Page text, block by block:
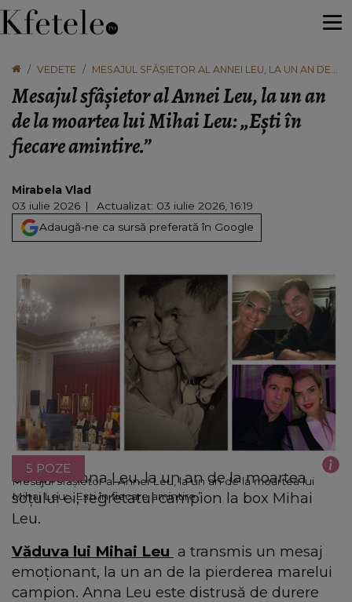
VEDETE
MESAJUL SFÂȘIETOR AL ANNEI LEU, LA UN AN DE
AMINTIRE.”
Mesajul sfâșietor al Annei Leu, la un an
de la moartea lui Mihai Leu: „Ești în
fiecare amintire.”
Mirabela Vlad
03 iulie 2026
Actualizat: 03 iulie 2026, 16:19
Adaugă-ne ca sursă preferată în Google
Mesajul sfâșietor al Annei Leu, la un an de la moartea lui
Mihai Leu: „Ești în fiecare amintire.”
5 POZE
Ce face Anna Leu, la un an de la moartea
soțului ei, regretatul campion la box Mihai
Leu.
Văduva lui Mihai Leu a transmis un mesaj
emoționant, la un an de la pierderea marelui
campion. Anna Leu este distrusă de durere